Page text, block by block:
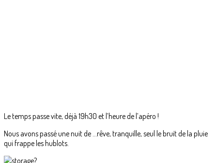
Le temps passe vite, déjà 19h30 et l’heure de l’apéro !
Nous avons passé une nuit de …rêve, tranquille, seul le bruit de la pluie
qui frappe les hublots.